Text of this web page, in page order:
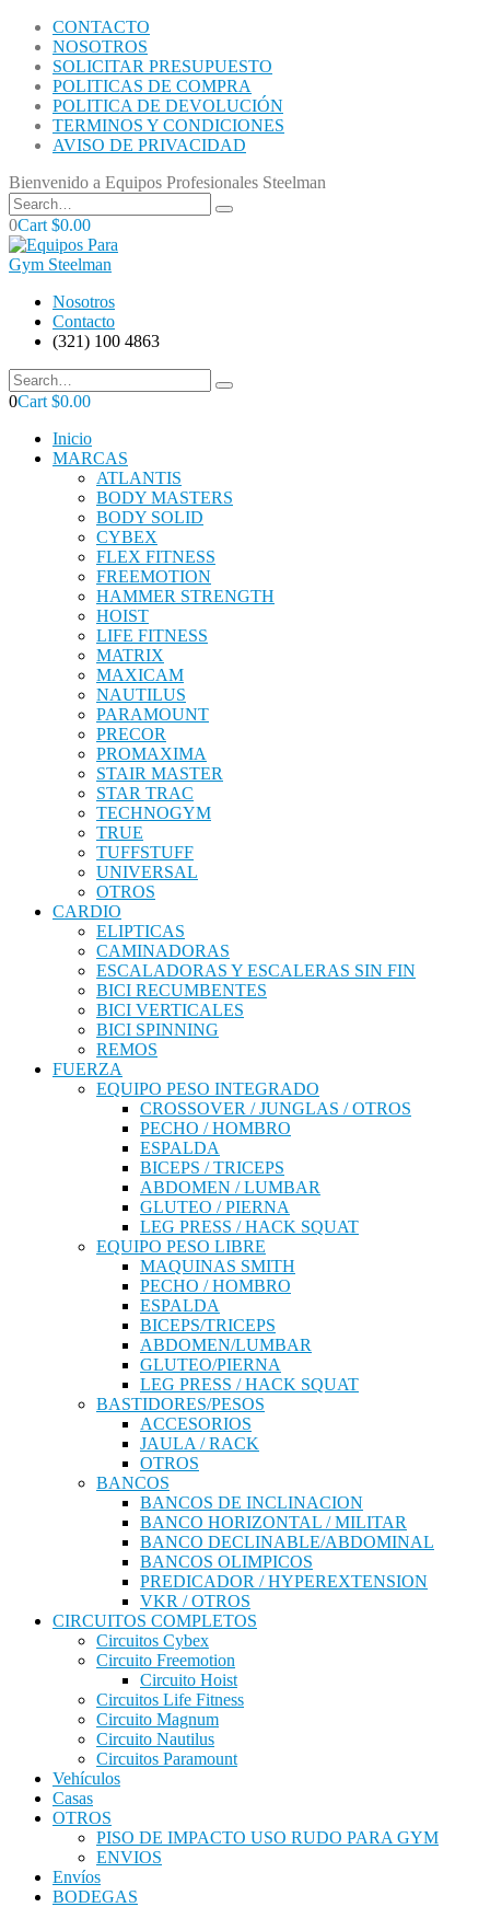
CONTACTO
NOSOTROS
SOLICITAR PRESUPUESTO
POLITICAS DE COMPRA
POLITICA DE DEVOLUCIÓN
TERMINOS Y CONDICIONES
AVISO DE PRIVACIDAD
Bienvenido a Equipos Profesionales Steelman
0Cart $0.00
Nosotros
Contacto
(321) 100 4863
0Cart $0.00
Inicio
MARCAS
ATLANTIS
BODY MASTERS
BODY SOLID
CYBEX
FLEX FITNESS
FREEMOTION
HAMMER STRENGTH
HOIST
LIFE FITNESS
MATRIX
MAXICAM
NAUTILUS
PARAMOUNT
PRECOR
PROMAXIMA
STAIR MASTER
STAR TRAC
TECHNOGYM
TRUE
TUFFSTUFF
UNIVERSAL
OTROS
CARDIO
ELIPTICAS
CAMINADORAS
ESCALADORAS Y ESCALERAS SIN FIN
BICI RECUMBENTES
BICI VERTICALES
BICI SPINNING
REMOS
FUERZA
EQUIPO PESO INTEGRADO
CROSSOVER / JUNGLAS / OTROS
PECHO / HOMBRO
ESPALDA
BICEPS / TRICEPS
ABDOMEN / LUMBAR
GLUTEO / PIERNA
LEG PRESS / HACK SQUAT
EQUIPO PESO LIBRE
MAQUINAS SMITH
PECHO / HOMBRO
ESPALDA
BICEPS/TRICEPS
ABDOMEN/LUMBAR
GLUTEO/PIERNA
LEG PRESS / HACK SQUAT
BASTIDORES/PESOS
ACCESORIOS
JAULA / RACK
OTROS
BANCOS
BANCOS DE INCLINACION
BANCO HORIZONTAL / MILITAR
BANCO DECLINABLE/ABDOMINAL
BANCOS OLIMPICOS
PREDICADOR / HYPEREXTENSION
VKR / OTROS
CIRCUITOS COMPLETOS
Circuitos Cybex
Circuito Freemotion
Circuito Hoist
Circuitos Life Fitness
Circuito Magnum
Circuito Nautilus
Circuitos Paramount
Vehículos
Casas
OTROS
PISO DE IMPACTO USO RUDO PARA GYM
ENVIOS
Envíos
BODEGAS